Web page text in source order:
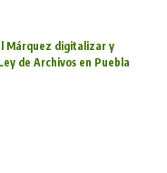
Márquez digitalizar y
de Archivos en Puebla